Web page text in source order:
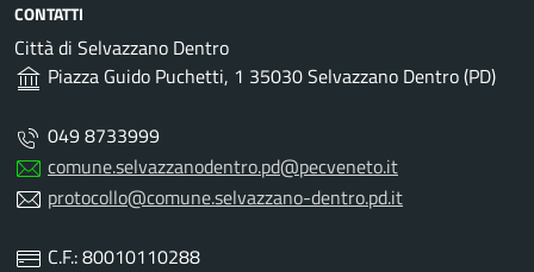
CONTATTI
Città di Selvazzano Dentro
Piazza Guido Puchetti, 1 35030 Selvazzano Dentro (PD)
049 8733999
comune.selvazzanodentro.pd@pecveneto.it
protocollo@comune.selvazzano-dentro.pd.it
C.F.: 80010110288